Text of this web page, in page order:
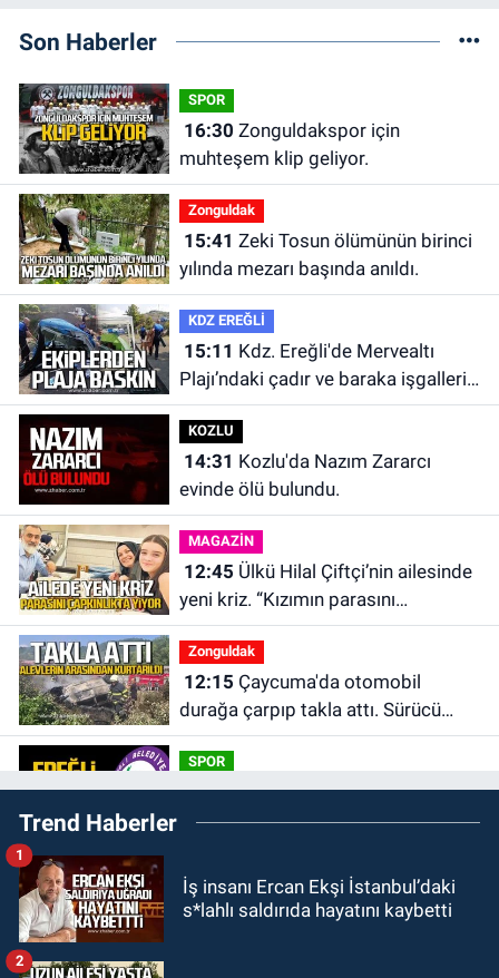
Son Haberler
SPOR
16:30
muhteşem klip geliyor.
Zonguldak
15:41
yılında mezarı başında anıldı.
KDZ EREĞLİ
15:11
Plajı’ndaki çadır ve baraka işgalleri
kaldırıldı.
KOZLU
14:31
evinde ölü bulundu.
MAGAZİN
12:45
yeni kriz. “Kızımın parasını
çapkınlıkta yiyor”
Zonguldak
12:15
durağa çarpıp takla attı. Sürücü
alevlerin arasından kurtarıldı.
SPOR
11:49Kdz. Ereğli Belediyespor'da
kulübün başına kim geçecek?
11:45Karabük'te oğluna mesaj
attığını iddia ettiği genci darp etti.
Trend Haberler
İş insanı Ercan Ekşi İstanbul’daki
s*lahlı saldırıda hayatını kaybetti
1
2